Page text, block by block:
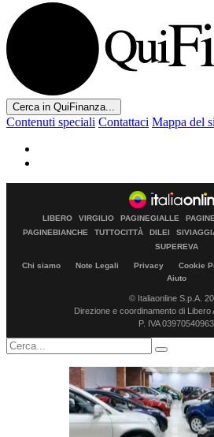
Cerca in QuiFinanza...
Contenuti speciali Contattaci Mappa del
LIBERO VIRGILIO PAGINEGIALLE
PAGINEBIANCHE
TUTTOCITTÀ DILEI
SUPEREVA
Chi siamo Note Legali Privacy Cookie
Aiuto
© Italiaonline S.p.A.
Direzione e coordinamento di Libero
P. IVA 03970540963